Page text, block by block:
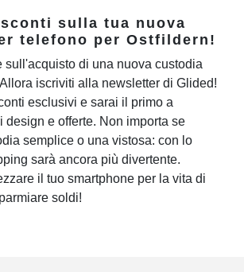
sulla tua nuova
telefono per Ostfildern!
sull'acquisto di una nuova custodia
iscriviti alla newsletter di Glided!
esclusivi e sarai il primo a
design e offerte. Non importa se
semplice o una vistosa: con lo
sarà ancora più divertente.
il tuo smartphone per la vita di
soldi!